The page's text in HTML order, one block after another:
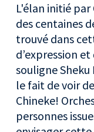
L'élan initié
des centaines
trouvé dans
d’expression
souligne Sheku
le fait de voir
Chineke!
personnes